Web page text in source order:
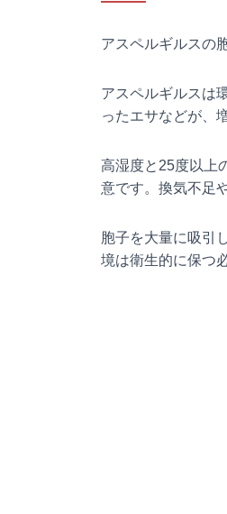
アスペルギルスの
アスペルギルスは
ったエサなどが、
高湿度と25度以上
意です。換気不足
胞子を大量に吸引
境は衛生的に保つ